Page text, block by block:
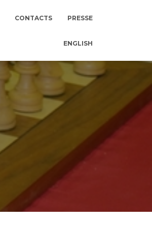
CONTACTS PRESSE
ENGLISH